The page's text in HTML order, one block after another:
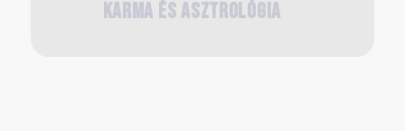
Karma és asztrológia